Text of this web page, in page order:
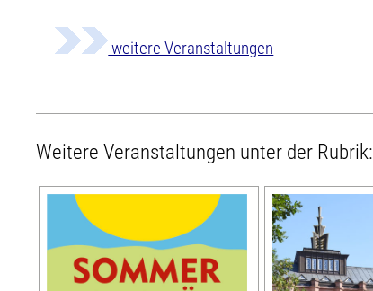
weitere Veranstaltungen
Weitere Veranstaltungen unter der Rubrik: